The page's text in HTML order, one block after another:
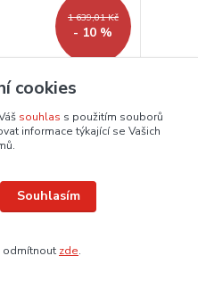
1 639,01 Kč
- 10 %
světle šedý
Dodání 3-6 dnů
cookies
souhlas s použitím souborů
informace týkající se Vašich
Souhlasím
odmítnout zde.